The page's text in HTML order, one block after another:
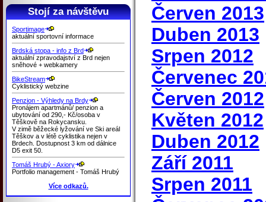
Stojí za návštěvu
Sportimage
aktuální sportovní informace
Brdská stopa - info z Brd
aktuální zpravodajství z Brd nejen
sněhové + webkamery
BikeStream
Cyklistický webzine
Penzion - Výhledy na Brdy
Pronájem apartmánů/ penzion a
ubytování od 290,- Kč/osoba v
Těškově na Rokycansku.
V zimě běžecké lyžování ve Ski areál
Těškov a v létě cyklistika nejen v
Brdech. Dostupnost 3 km od dálnice
D5 exit 50.
Tomáš Hrubý - Axiory
Portfolio management - Tomáš Hrubý
Více odkazů.
Červen 2013
Duben 2013
Srpen 2012
Červenec
Červen 2012
Květen 2012
Duben 2012
Září 2011
Srpen 2011